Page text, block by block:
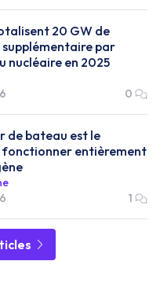
20 GW de
supplémentaire par
nucléaire en 2025
0
de bateau est le
fonctionner entièrement
1